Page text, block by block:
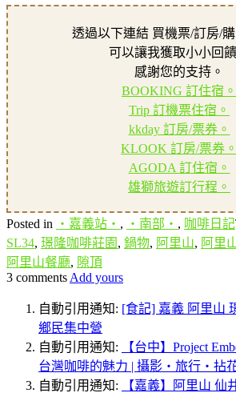
透過以下連結 買機票/訂房/購
可以讓我獲取小小回饋
感謝您的支持。
BOOKING 訂住宿。
Trip 訂機票住宿。
kkday 訂房/票券。
KLOOK 訂房/票券。
AGODA 訂住宿。
雄獅旅遊訂行程。
Posted in ‧嘉義站‧ , ‧南部‧ , 咖啡日記
SL34, 璟隆咖啡莊園 , 鍋物, 阿里山, 阿里
阿里山餐廳, 隙頂
3 comments Add yours
自動引用通知: [食記] 嘉義 阿里山
鄉民集中營
自動引用通知:
【台中】Project
台灣咖啡的魅力 | 攝影‧旅行‧拈
自動引用通知:
【嘉義】阿里山 仙